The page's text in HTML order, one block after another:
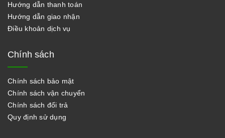
Hướng dẫn thanh toán
Hướng dẫn giao nhận
Điều khoản dịch vụ
Chính sách
Chính sách bảo mật
Chính sách vận chuyển
Chính sách đổi trả
Quy định sử dụng